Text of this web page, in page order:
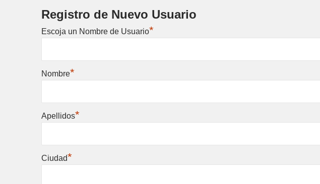
Registro de Nuevo Usuario
Escoja un Nombre de Usuario*
Nombre*
Apellidos*
Ciudad*